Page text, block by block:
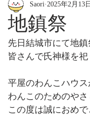
地鎮祭
Saori 2025年2月13
先日結城市にて地
皆さんで氏神様を
平屋のわんこハウ
わんこのためのや
この度は誠におめ